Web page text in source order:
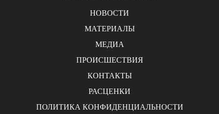
НОВОСТИ
МАТЕРИАЛЫ
МЕДИА
ПРОИСШЕСТВИЯ
КОНТАКТЫ
РАСЦЕНКИ
ПОЛИТИКА КОНФИДЕНЦИАЛЬНОСТИ